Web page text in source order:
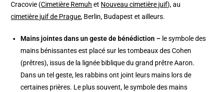
Cracovie (Cimetière Remuh et Nouveau cimetière juif), au
cimetière juif de Prague, Berlin, Budapest et ailleurs.
Mains jointes dans un geste de bénédiction – le symbole des
mains bénissantes est placé sur les tombeaux des Cohen
(prêtres), issus de la lignée biblique du grand prêtre Aaron.
Dans un tel geste, les rabbins ont joint leurs mains lors de
certaines prières. Le plus souvent, le symbole des mains